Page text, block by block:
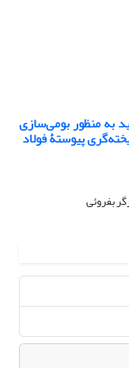
به منظور بومی‌سازی
پیوستۀ فولاد
بفروئی